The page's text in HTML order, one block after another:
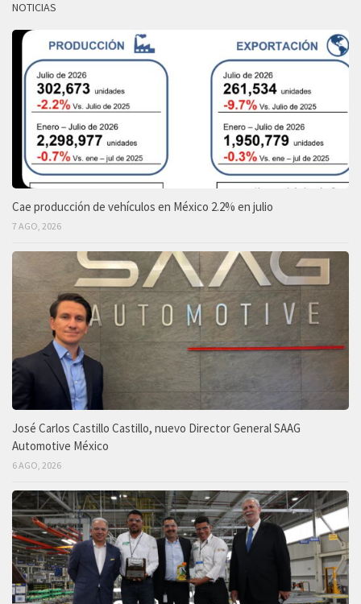
NOTICIAS
Cae producción de vehículos en México 2.2% en julio
7 AGO, 2026
José Carlos Castillo Castillo, nuevo Director General SAAG
Automotive México
6 AGO, 2026